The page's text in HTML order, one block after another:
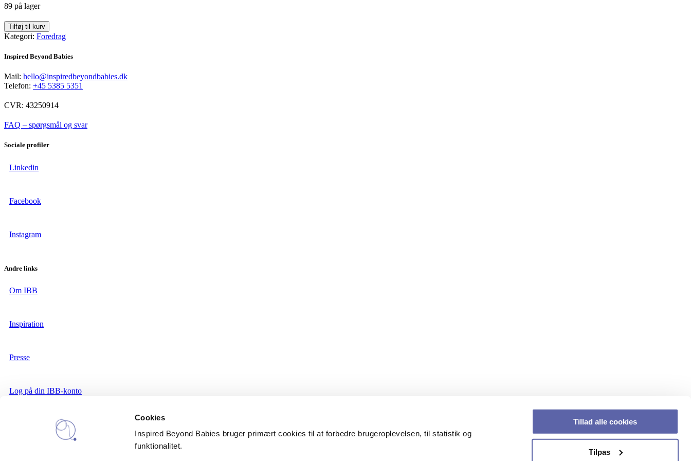
Cookies
Inspired Beyond Babies bruger primært cookies til at forbedre brugeroplevelsen, til statistik og
funktionalitet.
Tillad alle cookies
Tilpas
89 på lager
Personligt
lederskab:
ejerskab
over
arbejdsliv
-
quantity
Tilføj til kurv
Kategori: Foredrag
Inspired Beyond Babies
Mail: hello@inspiredbeyondbabies.dk
Telefon: +45 5385 5351
CVR: 43250914
FAQ – spørgsmål og svar
Sociale profiler
Linkedin
Facebook
Instagram
Andre links
Om IBB
Inspiration
Presse
Log på din IBB-konto
IBB nyhedsbrev